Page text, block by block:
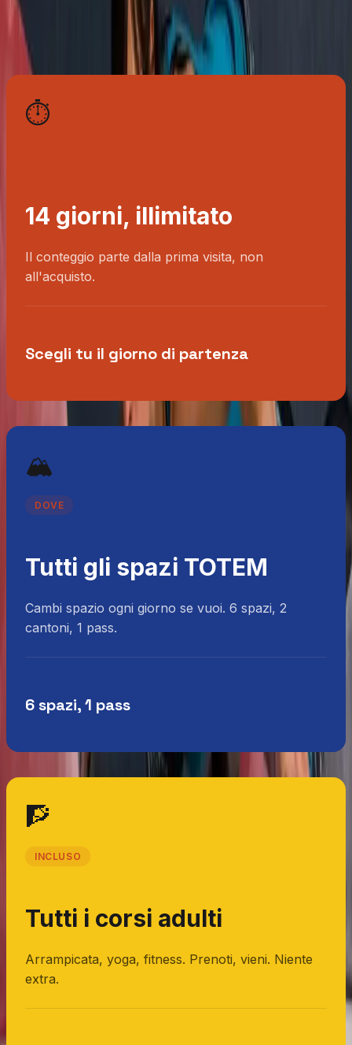
14 giorni · Tutti gli spazi · Tutti i corsi · Adulti · CHF 49.-
⏱️
14 giorni, illimitato
Il conteggio parte dalla prima visita, non
all'acquisto.
Scegli tu il giorno di partenza
🏔️
DOVE
Tutti gli spazi TOTEM
Cambi spazio ogni giorno se vuoi. 6 spazi, 2
cantoni, 1 pass.
6 spazi, 1 pass
🧗
INCLUSO
Tutti i corsi adulti
Arrampicata, yoga, fitness. Prenoti, vieni. Niente
extra.